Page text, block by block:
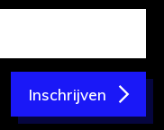
Inschrijven